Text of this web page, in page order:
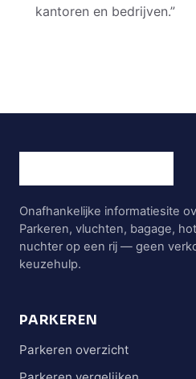
kantoren en bedrijven.”
Onafhankelijke informatiesite
Parkeren, vluchten, bagage,
nuchter op een rij — geen
keuzehulp.
PARKEREN
Parkeren overzicht